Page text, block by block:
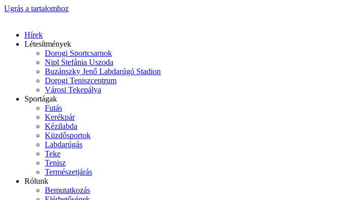
Ugrás a tartalomhoz
Hírek
Létesítmények
Dorogi Sportcsarnok
Nipl Stefánia Uszoda
Buzánszky Jenő Labdarúgó Stadion
Dorogi Teniszcentrum
Városi Tekepálya
Sportágak
Futás
Kerékpár
Kézilabda
Küzdősportok
Labdarúgás
Teke
Tenisz
Természetjárás
Rólunk
Bemutatkozás